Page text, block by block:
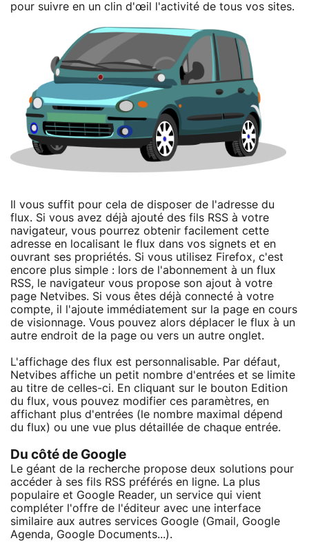
pour suivre en un clin d'œil l'activité de tous vos sites.
Il vous suffit pour cela de disposer de l'adresse du
flux. Si vous avez déjà ajouté des fils RSS à votre
navigateur, vous pourrez obtenir facilement cette
adresse en localisant le flux dans vos signets et en
ouvrant ses propriétés. Si vous utilisez Firefox, c'est
encore plus simple : lors de l'abonnement à un flux
RSS, le navigateur vous propose son ajout à votre
page Netvibes. Si vous êtes déjà connecté à votre
compte, il l'ajoute immédiatement sur la page en cours
de visionnage. Vous pouvez alors déplacer le flux à un
autre endroit de la page ou vers un autre onglet.
L'affichage des flux est personnalisable. Par défaut,
Netvibes affiche un petit nombre d'entrées et se limite
au titre de celles-ci. En cliquant sur le bouton Edition
du flux, vous pouvez modifier ces paramètres, en
affichant plus d'entrées (le nombre maximal dépend
du flux) ou une vue plus détaillée de chaque entrée.
Du côté de Google
Le géant de la recherche propose deux solutions pour
accéder à ses fils RSS préférés en ligne. La plus
populaire et Google Reader, un service qui vient
compléter l'offre de l'éditeur avec une interface
similaire aux autres services Google (Gmail, Google
Agenda, Google Documents...).